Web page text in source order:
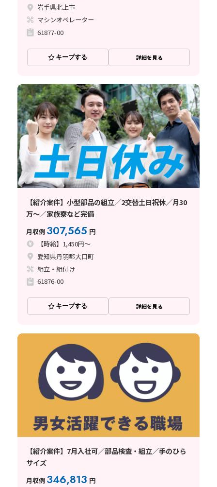
岩手県北上市
マシンオペレーター
61877-00
キープする 詳細を見る
【紹介案件】小型部品の組立／2交替土日祝休／月30
万～／家族寮など完備
月収例 307,565 円
【時給】1,450円～
愛知県丹羽郡大口町
組立・組付け
61876-00
キープする 詳細を見る
【紹介案件】7月入社可／部品検査・組立／手のひら
サイズ
月収例 346,813 円